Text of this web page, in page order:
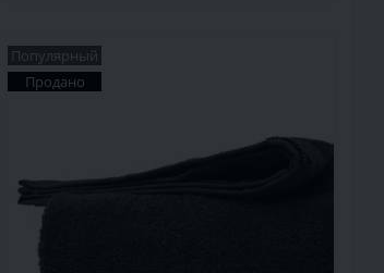
Популярный
Продано